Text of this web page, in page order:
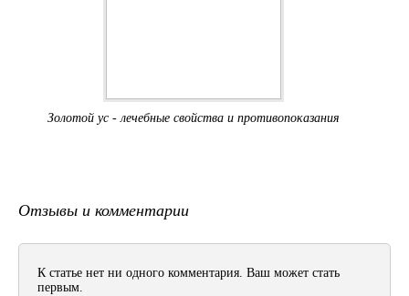
Золотой ус - лечебные свойства и противопоказания
Отзывы и комментарии
К статье нет ни одного комментария. Ваш может стать
первым.